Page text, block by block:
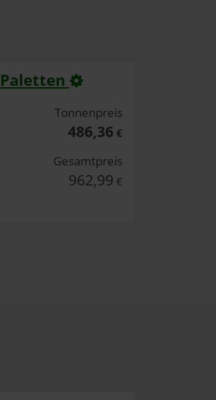
Tonnenpreis
486,36 €
Gesamtpreis
962,99 €